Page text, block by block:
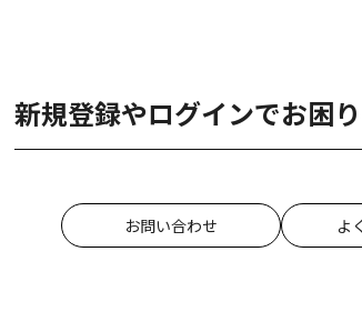
新規登録やログインでお困
お問い合わせ よ